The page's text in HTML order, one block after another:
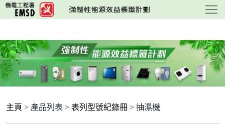
跳
至
要
內
容
主頁 > 產品列表 > 表列型號紀錄冊 > 抽濕機